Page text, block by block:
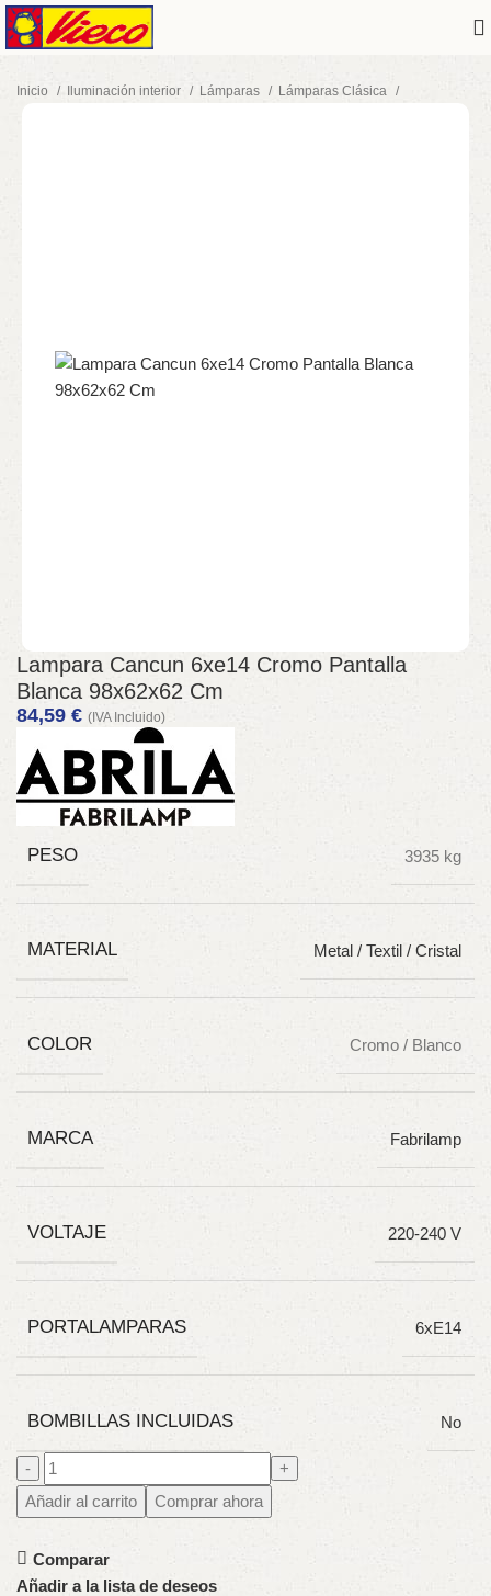
Inicio Iluminación interior Lámparas Lámparas Clásica
Lampara Cancun 6xe14 Cromo Pantalla
Blanca 98x62x62 Cm
84,59 € (IVA Incluido)
PESO 3935 kg
MATERIAL Metal / Textil / Cristal
COLOR Cromo / Blanco
MARCA Fabrilamp
VOLTAJE 220-240 V
PORTALAMPARAS 6xE14
BOMBILLAS INCLUIDAS No
Añadir al carrito Comprar ahora
Comparar
Añadir a la lista de deseos